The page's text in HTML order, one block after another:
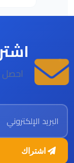
احصل
البريد الإلكتروني